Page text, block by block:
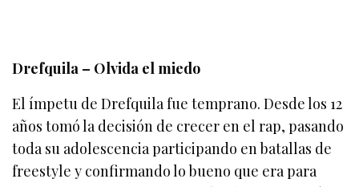
Drefquila – Olvida el miedo
El ímpetu de Drefquila fue temprano. Desde los 12
años tomó la decisión de crecer en el rap, pasando
toda su adolescencia participando en batallas de
freestyle y confirmando lo bueno que era para